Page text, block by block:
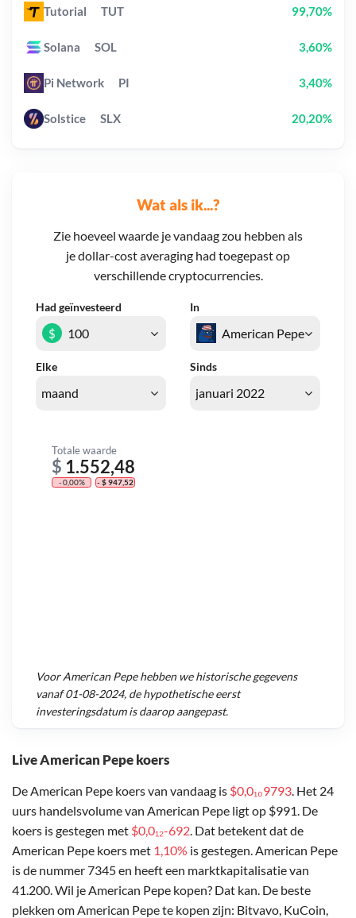
Live American Pepe koers
De American Pepe koers van vandaag is $0,0₁₀9793. Het 24
uurs handelsvolume van American Pepe ligt op $991. De
koers is gestegen met $0,0₁₂-692. Dat betekent dat de
American Pepe koers met 1,10% is gestegen. American Pepe
is de nummer 7345 en heeft een marktkapitalisatie van
41.200. Wil je American Pepe kopen? Dat kan. De beste
plekken om American Pepe te kopen zijn: Bitvavo, KuCoin,
Wat als ik...?
Zie hoeveel waarde je vandaag zou hebben als
je dollar-cost averaging had toegepast op
verschillende cryptocurrencies.
Had geïnvesteerd In
Elke Sinds
$
Totale waarde
$ 1.552,48
- 0,00% - $ 947,52
VoorAmerican Pepehebben we historische gegevens
vanaf01-08-2024, de hypothetische eerst
investeringsdatum is daarop aangepast.
Tutorial TUT 99,70%
Solana SOL 3,60%
Pi Network PI 3,40%
Solstice SLX 20,20%